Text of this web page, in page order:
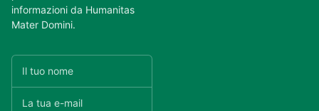
informazioni da Humanitas
Mater Domini.